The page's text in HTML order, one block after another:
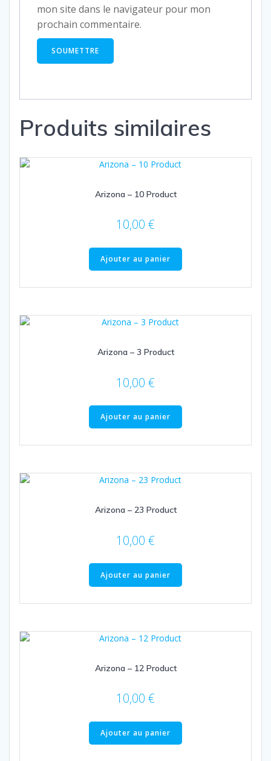
mon site dans le navigateur pour mon
prochain commentaire.
Produits similaires
Arizona – 10 Product
10,00 €
Ajouter au panier
Arizona – 3 Product
10,00 €
Ajouter au panier
Arizona – 23 Product
10,00 €
Ajouter au panier
Arizona – 12 Product
10,00 €
Ajouter au panier